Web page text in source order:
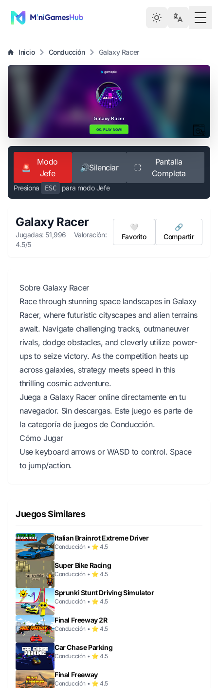
Inicio Conducción Galaxy Racer
🚨
Modo
Jefe
🔊Silenciar ⛶
Pantalla
Completa
Presiona ESC para modo Jefe
Galaxy Racer
Jugadas: 51,996
Valoración:
4.5/5
🤍
Favorito
🔗
Compartir
Sobre Galaxy Racer
Race through stunning space landscapes in Galaxy
Racer, where futuristic cityscapes and alien terrains
await. Navigate challenging tracks, outmaneuver
rivals, dodge obstacles, and cleverly utilize power-
ups to seize victory. As the competition heats up
across galaxies, strategy meets speed in this
thrilling cosmic adventure.
Juega a Galaxy Racer online directamente en tu
navegador. Sin descargas. Este juego es parte de
la categoría de juegos de Conducción.
Cómo Jugar
Use keyboard arrows or WASD to control. Space
to jump/action.
Juegos Similares
Italian Brainrot Extreme Driver
Conducción • ⭐ 4.5
Super Bike Racing
Conducción • ⭐ 4.5
Sprunki Stunt Driving Simulator
Conducción • ⭐ 4.5
Final Freeway 2R
Conducción • ⭐ 4.5
Car Chase Parking
Conducción • ⭐ 4.5
Final Freeway
Conducción • ⭐ 4.5